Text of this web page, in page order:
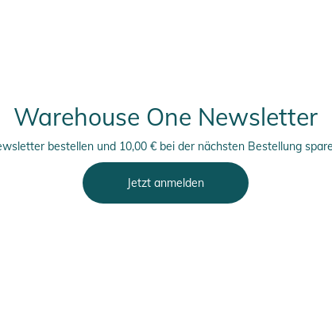
Warehouse One Newsletter
bestellen und 10,00 € bei der nächsten Bestellung
Jetzt anmelden